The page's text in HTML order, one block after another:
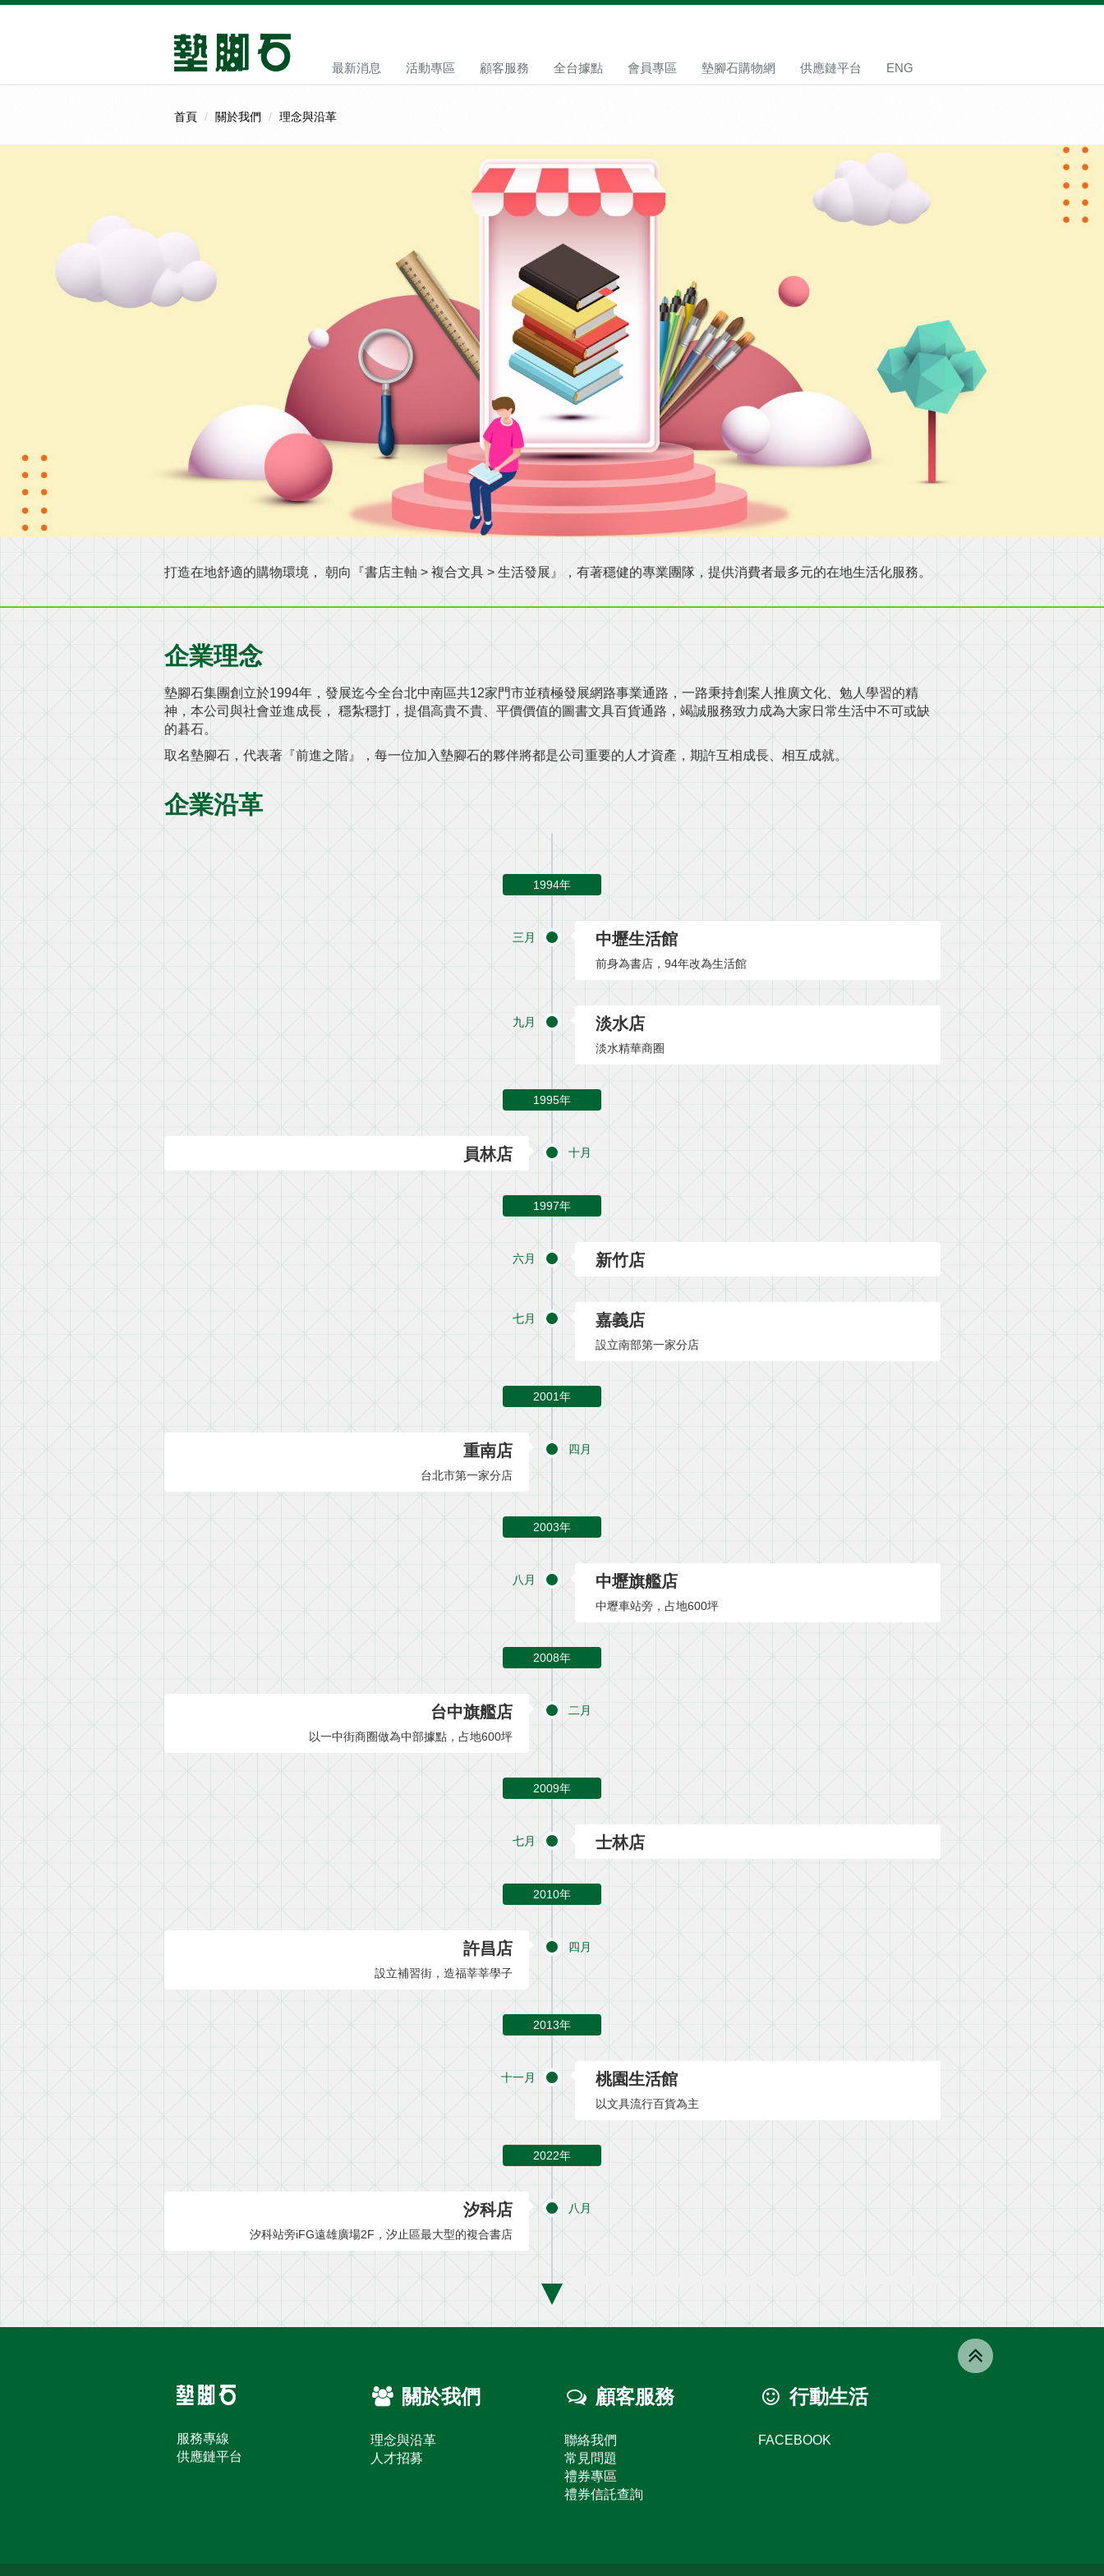
最新消息 活動專區 顧客服務 全台據點 會員專區 墊腳石購物網 供應鏈平台 ENG
首頁 關於我們 理念與沿革
打造在地舒適的購物環境， 朝向『書店主軸 > 複合文具 > 生活發展』，有著穩健的專業團隊，提供消費者最多元的在地生活化服務。
企業理念
墊腳石集團創立於1994年，發展迄今全台北中南區共12家門市並積極發展網路事業通路，一路秉持創案人推廣文化、勉人學習的精
神，本公司與社會並進成長， 穩紮穩打，提倡高貴不貴、平價價值的圖書文具百貨通路，竭誠服務致力成為大家日常生活中不可或缺
的碁石。
取名墊腳石，代表著『前進之階』，每一位加入墊腳石的夥伴將都是公司重要的人才資產，期許互相成長、相互成就。
企業沿革
1994年
三月 中壢生活館
前身為書店，94年改為生活館
九月 淡水店
淡水精華商圈
1995年
十月
員林店
1997年
六月 新竹店
七月 嘉義店
設立南部第一家分店
2001年
四月
重南店
台北市第一家分店
2003年
八月 中壢旗艦店
中壢車站旁，占地600坪
2008年
二月
台中旗艦店
以一中街商圈做為中部據點，占地600坪
2009年
七月 士林店
2010年
四月
許昌店
設立補習街，造福莘莘學子
2013年
十一月 桃園生活館
以文具流行百貨為主
2022年
八月
汐科店
汐科站旁iFG遠雄廣場2F，汐止區最大型的複合書店
服務專線
供應鏈平台
關於我們
理念與沿革
人才招募
顧客服務
聯絡我們
常見問題
禮券專區
禮券信託查詢
行動生活
FACEBOOK